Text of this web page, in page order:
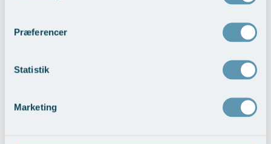
Præferencer
Statistik
Marketing
Kontakt Plastikkirurgisk Center
Skriv hvis du har spørgsmål til os og vores behandlinger.